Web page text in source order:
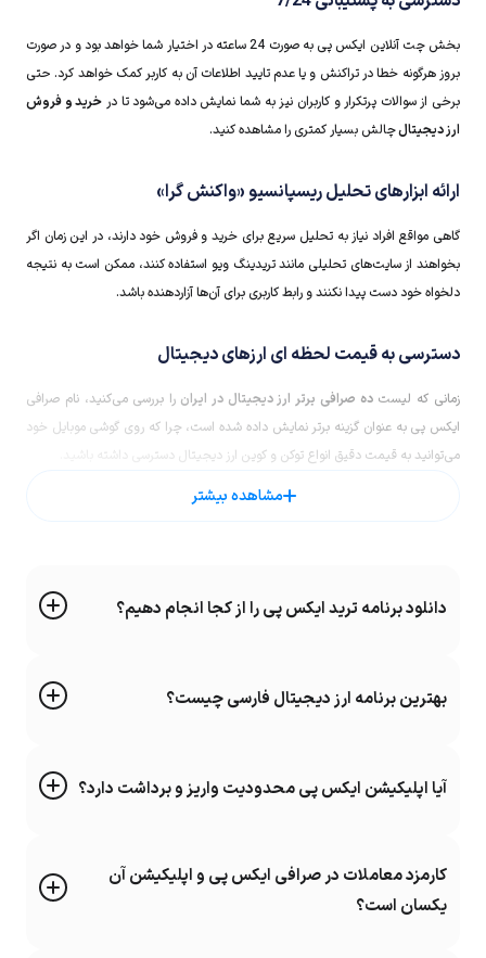
بخش چت آنلاین ایکس پی به صورت 24 ساعته در اختیار شما خواهد بود و در صورت
بروز هرگونه خطا در تراکنش و یا عدم تایید اطلاعات آن به کاربر کمک خواهد کرد. حتی
برخی از سوالات پرتکرار و کاربران نیز به شما نمایش داده می‌شود تا در خرید و فروش
ارز دیجیتالچالش بسیار کمتری را مشاهده کنید.
ارائه ابزارهای تحلیل ریسپانسیو «واکنش گرا»
گاهی مواقع افراد نیاز به تحلیل سریع برای خرید و فروش خود دارند، در این زمان اگر
بخواهند از سایت‌های تحلیلی مانند تریدینگ ویو استفاده کنند، ممکن است به نتیجه
دلخواه خود دست پیدا نکنند و رابط کاربری برای آن‌ها آزاردهنده باشد.
دسترسی به قیمت لحظه ای ارزهای دیجیتال
زمانی که لیستده صرافی برتر ارز دیجیتال در ایران را بررسی می‌کنید، نام صرافی
ایکس پی به عنوان گزینه برتر نمایش داده شده است، چرا که روی گوشی موبایل خود
می‌توانید به قیمت دقیق انواع توکن و کوین ارز دیجیتال دسترسی داشته باشید.
است. در اپلیکیشن صرافی ارز دیجیتال ایکس به داشبورد شخصی حساب خود
دسترسی دارید و به سادگی می‌توانید مبادلات خود را در کسری از ثانیه انجام دهید. از
برای تریدرها امری اجباری است.
آن ها به واسطه هوش مصنوعی تاثیر گذار است و حتی در ثبت آدرس کیف پول، هنگام
نقل و انتقال ارز دیجیتال نیز کاربرد داشته باشد.
مشاهده بیشتر
دانلود برنامه ترید ایکس پی را از کجا انجام دهیم؟
بهترین برنامه ارز دیجیتال فارسی چیست؟
آیا اپلیکیشن ایکس پی محدودیت واریز و برداشت دارد؟
کارمزد معاملات در صرافی ایکس پی و اپلیکیشن آن
یکسان است؟